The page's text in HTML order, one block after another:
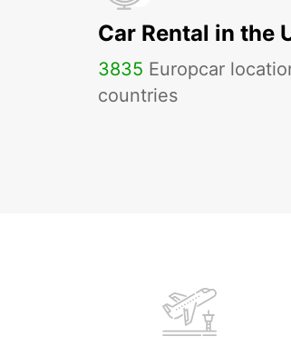
Car Rental in the
3835 Europcar
countries